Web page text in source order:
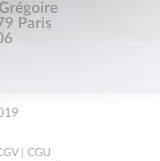
Paris
| CGU